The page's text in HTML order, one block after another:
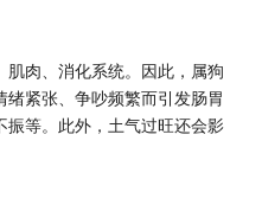
肌肉、消化系统。因此，属狗
紧张、争吵频繁而引发肠胃
振等。此外，土气过旺还会影